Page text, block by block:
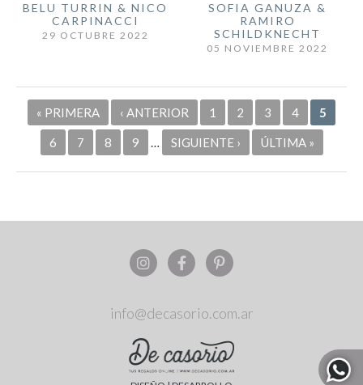
BELU TURRIN & NICO
CARPINACCI
29 OCTUBRE 2022
SOFIA GANUZA &
RAMIRO
SCHILDKNECHT
05 NOVIEMBRE 2022
Páginas
« PRIMERA ‹ ANTERIOR 1 2 3 4 5
6 7 8 9 … SIGUIENTE › ÚLTIMA »
info@decasorio.com.ar